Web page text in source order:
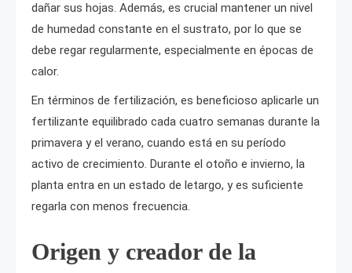
dañar sus hojas. Además, es crucial mantener un nivel
de humedad constante en el sustrato, por lo que se
debe regar regularmente, especialmente en épocas de
calor.
En términos de fertilización, es beneficioso aplicarle un
fertilizante equilibrado cada cuatro semanas durante la
primavera y el verano, cuando está en su período
activo de crecimiento. Durante el otoño e invierno, la
planta entra en un estado de letargo, y es suficiente
regarla con menos frecuencia.
Origen y creador de la